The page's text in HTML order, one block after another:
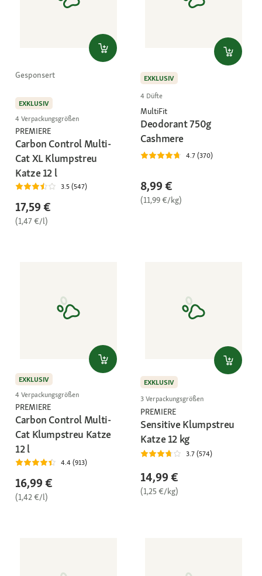
Gesponsert
EXKLUSIV
4 Verpackungsgrößen
PREMIERE
Carbon Control Multi-
Cat XL Klumpstreu
Katze 12 l
3.5 (547)
17,59 €
(1,47 €/l)
EXKLUSIV
4 Düfte
MultiFit
Deodorant 750g
Cashmere
4.7 (370)
8,99 €
(11,99 €/kg)
EXKLUSIV
4 Verpackungsgrößen
PREMIERE
Carbon Control Multi-
Cat Klumpstreu Katze
12 l
4.4 (913)
16,99 €
(1,42 €/l)
EXKLUSIV
3 Verpackungsgrößen
PREMIERE
Sensitive Klumpstreu
Katze 12 kg
3.7 (574)
14,99 €
(1,25 €/kg)